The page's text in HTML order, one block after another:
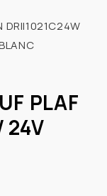
DRII1021C24W
PLAF
24V